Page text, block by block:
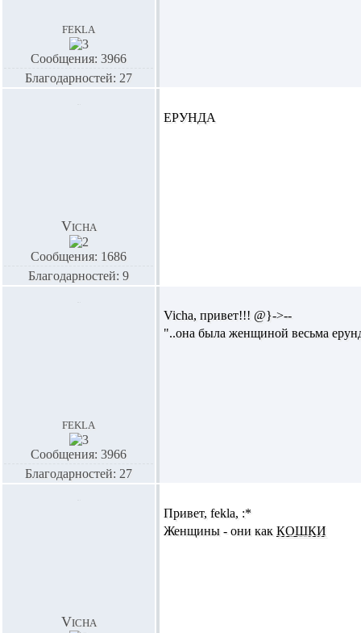
fekla
Сообщения: 3966
Благодарностей: 27
Vicha
Сообщения: 1686
Благодарностей: 9
ЕРУНДА
fekla
Сообщения: 3966
Благодарностей: 27
Vicha, привет!!! @}->--
"..она была женщиной весьма
Vicha
Привет, fekla, :*
Женщины - они как КОШКИ